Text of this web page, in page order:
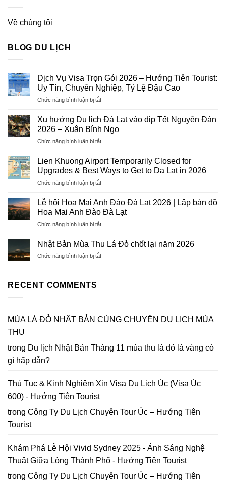
Về chúng tôi
BLOG DU LỊCH
Dịch Vụ Visa Trọn Gói 2026 – Hướng Tiên Tourist:
Uy Tín, Chuyên Nghiệp, Tỷ Lệ Đậu Cao
Chức năng bình luận bị tắtở
Vụ
Visa
Trọn
Gói
–
Hướng
Tourist:
Tín,
Chuyên
Đậu
Cao
Xu hướng Du lịch Đà Lạt vào dịp Tết Nguyên Đán
2026 – Xuân Bính Ngọ
Chức năng bình luận bị tắtở
hướng
Du
lịch
Đà
vào
dịp
Nguyên
2026
Lien Khuong Airport Temporarily Closed for
Upgrades & Best Ways to Get to Da Lat in 2026
Chức năng bình luận bị tắtở
Khuong
Airport
Temporarily
Closed
Upgrades
Best
in
Lễ hội Hoa Mai Anh Đào Đà Lạt 2026 | Lập bản đồ
Hoa Mai Anh Đào Đà Lạt
Chức năng bình luận bị tắtở
hội
Mai
Lập
Hoa
Lạt
Nhật Bản Mùa Thu Lá Đỏ chốt lại năm 2026
Chức năng bình luận bị tắtở
chốt
RECENT COMMENTS
MÙA LÁ ĐỎ NHẬT BẢN CÙNG CHUYẾN DU LỊCH MÙA
THU
trong Du lịch Nhật Bản Tháng 11 mùa thu lá đỏ lá vàng có
gì hấp dẫn?
Thủ Tục & Kinh Nghiệm Xin Visa Du Lịch Úc (Visa Úc
600) - Hướng Tiên Tourist
trong Công Ty Du Lịch Chuyên Tour Úc – Hướng Tiên
Tourist
Khám Phá Lễ Hội Vivid Sydney 2025 - Ánh Sáng Nghệ
Thuật Giữa Lòng Thành Phố - Hướng Tiên Tourist
trong Công Ty Du Lịch Chuyên Tour Úc – Hướng Tiên